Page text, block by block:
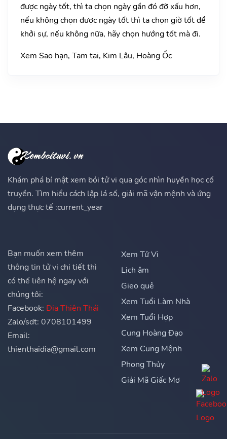
được ngày tốt, thì ta chọn ngày gần đó đỡ xấu hơn,
nếu không chọn được ngày tốt thì ta chọn giờ tốt để
khởi sự, nếu không nữa, hãy chọn hướng tốt mà đi.
Xem Sao hạn, Tam tai, Kim Lâu, Hoàng Ốc
Khám phá bí mật xem bói tử vi qua góc nhìn huyền học cổ
truyền. Tìm hiểu cách lập lá số, giải mã vận mệnh và ứng
dụng thực tế :current_year
Bạn muốn xem thêm
thông tin tử vi chi tiết thì
có thể liên hệ ngay với
chúng tôi:
Facebook: Địa Thiên Thái
Zalo/sdt: 0708101499
Email:
thienthaidia@gmail.com
Xem Tử Vi
Lịch âm
Gieo quẻ
Xem Tuổi Làm Nhà
Xem Tuổi Hợp
Cung Hoàng Đạo
Xem Cung Mệnh
Phong Thủy
Giải Mã Giấc Mơ